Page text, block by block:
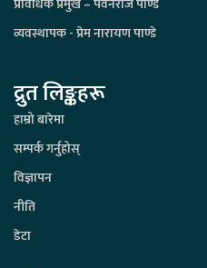
प्रविधिक प्रमुख – पवनराज पाण्डे
व्यवस्थापक - प्रेम नारायण पाण्डे
द्रुत लिङ्कहरू
हाम्रो बारेमा
सम्पर्क गर्नुहोस्
विज्ञापन
नीति
डेटा